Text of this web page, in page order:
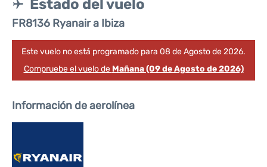
Estado del vuelo
FR8136 Ryanair a Ibiza
Este vuelo no está programado para 08 de Agosto de 2026.
Compruebe el vuelo de Mañana (09 de Agosto de 2026)
Información de aerolínea